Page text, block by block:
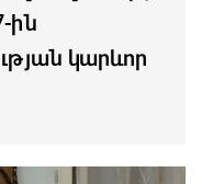
ին
կարևոր